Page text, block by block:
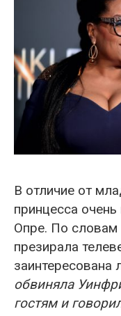
В отличие от
принцесса
Опре. По словам
презирала
заинтересована
обвиняла
гостям и